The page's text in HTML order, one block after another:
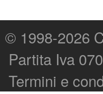
© 1998-2026
Partita Iva
Termini e
Capri On Line Srl, Via Le Botteghe
P.Iva, C.F. e n.Reg.Imprese